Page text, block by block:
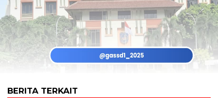
BERITA TERKAIT